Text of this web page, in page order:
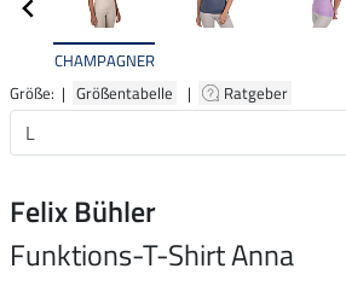
CHAMPAGNER
Größe: | Größentabelle | Ratgeber
Felix Bühler
Funktions-T-Shirt Anna